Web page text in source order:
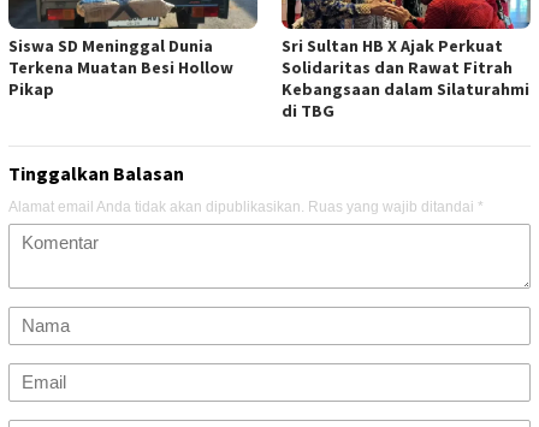
Siswa SD Meninggal Dunia
Terkena Muatan Besi Hollow
Pikap
Sri Sultan HB X Ajak Perkuat
Solidaritas dan Rawat Fitrah
Kebangsaan dalam Silaturahmi
di TBG
Tinggalkan Balasan
Alamat email Anda tidak akan dipublikasikan. Ruas yang wajib ditandai *